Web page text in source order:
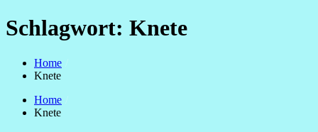
Schlagwort: Knete
Home
Knete
Home
Knete